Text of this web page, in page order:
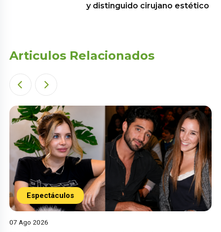
y distinguido cirujano estético
Articulos Relacionados
Espectáculos
07 Ago 2026